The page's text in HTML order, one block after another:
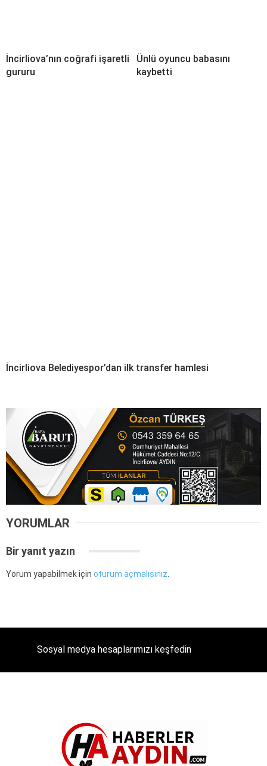
İncirliova’nın coğrafi işaretli
gururu
Ünlü oyuncu babasını
kaybetti
İncirliova Belediyespor’dan ilk transfer hamlesi
YORUMLAR
Bir yanıt yazın
Yorum yapabilmek için oturum açmalısınız
Sosyal medya hesaplarımızı keşfedin